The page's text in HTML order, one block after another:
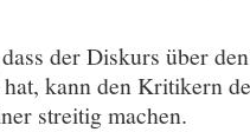
der Diskurs über
kann den Kritikern
streitig machen.